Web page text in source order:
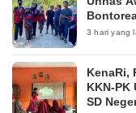
3 hari yang
KenaRi,
KKN-PK
SD